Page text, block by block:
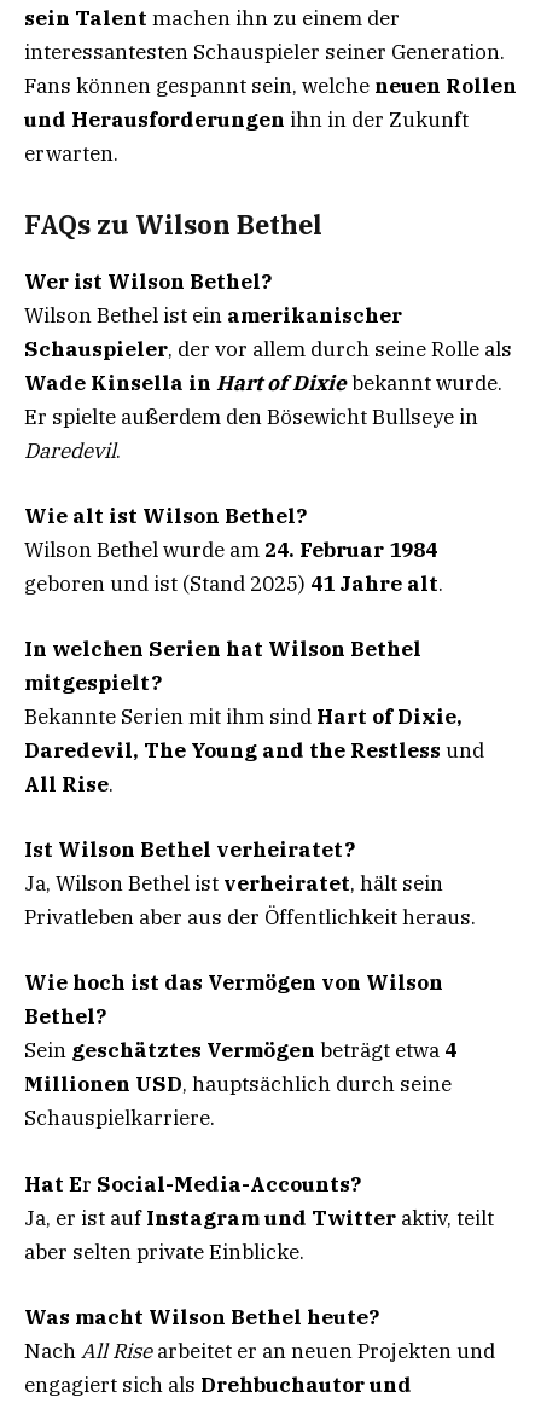
sein Talent machen ihn zu einem der
interessantesten Schauspieler seiner Generation.
Fans können gespannt sein, welche neuen Rollen
und Herausforderungen ihn in der Zukunft
erwarten.
FAQs zu Wilson Bethel
Wer ist Wilson Bethel?
Wilson Bethel ist ein amerikanischer
Schauspieler, der vor allem durch seine Rolle als
Wade Kinsella in Hart of Dixiebekannt wurde.
Er spielte außerdem den Bösewicht Bullseye in
Daredevil.
Wie alt ist Wilson Bethel?
Wilson Bethel wurde am 24. Februar 1984
geboren und ist (Stand 2025) 41 Jahre alt.
In welchen Serien hat Wilson Bethel
mitgespielt?
Bekannte Serien mit ihm sind Hart of Dixie,
Daredevil, The Young and the Restless und
All Rise.
Ist Wilson Bethel verheiratet?
Ja, Wilson Bethel ist verheiratet, hält sein
Privatleben aber aus der Öffentlichkeit heraus.
Wie hoch ist das Vermögen von Wilson
Bethel?
Sein geschätztes Vermögen beträgt etwa 4
Millionen USD, hauptsächlich durch seine
Schauspielkarriere.
Hat Er Social-Media-Accounts?
Ja, er ist aufInstagram und Twitter aktiv, teilt
aber selten private Einblicke.
Was macht Wilson Bethel heute?
NachAll Risearbeitet er an neuen Projekten und
engagiert sich als Drehbuchautor und